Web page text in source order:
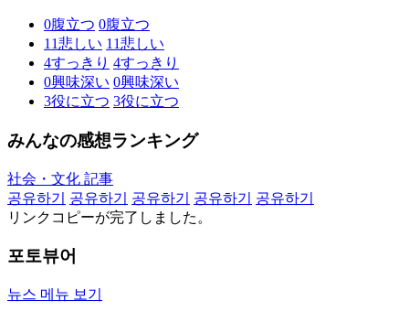
0腹立つ 0腹立つ
11悲しい 11悲しい
4すっきり 4すっきり
0興味深い 0興味深い
3役に立つ 3役に立つ
みんなの感想ランキング
社会・文化 記事
공유하기
공유하기 공유하기 공유하기
공유하기
リンクコピーが完了しました。
포토뷰어
뉴스 메뉴 보기